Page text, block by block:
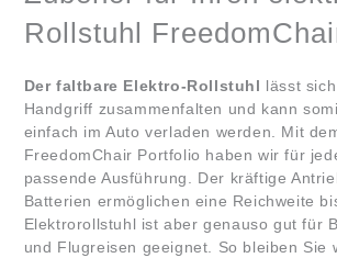
Rollstuhl
Der faltbare Elektro-Rollstuhl lässt
Handgriff zusammenfalten und kann
einfach im Auto verladen werden. Mit
FreedomChair Portfolio haben wir für
passende Ausführung. Der kräftige
Batterien ermöglichen eine Reichweite
Elektrorollstuhl ist aber genauso gut für
und Flugreisen geeignet. So bleiben Sie